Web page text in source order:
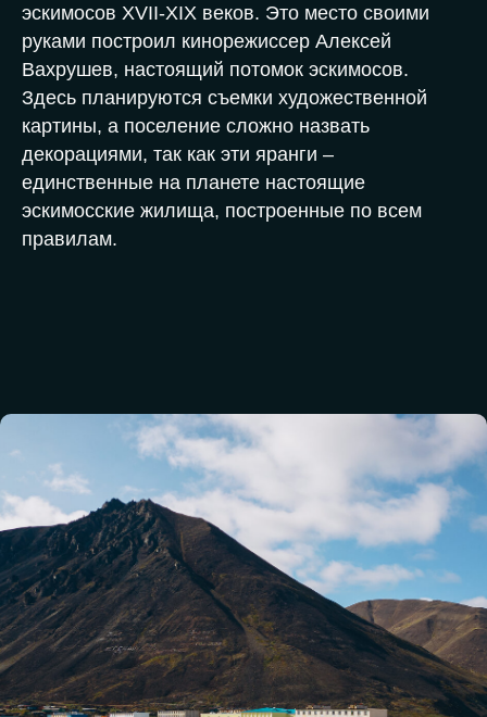
эскимосов XVII-XIX веков. Это место своими
руками построил кинорежиссер Алексей
Вахрушев, настоящий потомок эскимосов.
Здесь планируются съемки художественной
картины, а поселение сложно назвать
декорациями, так как эти яранги –
единственные на планете настоящие
эскимосские жилища, построенные по всем
правилам.